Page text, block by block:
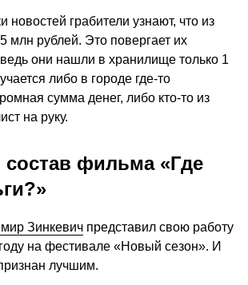
новостей грабители узнают, что из
млн рублей. Это повергает их
они нашли в хранилище только 1
либо в городе где-то
сумма денег, либо кто-то из
на руку.
состав фильма «Где
Зинкевич представил свою работу
на фестивале «Новый сезон». И
лучшим.